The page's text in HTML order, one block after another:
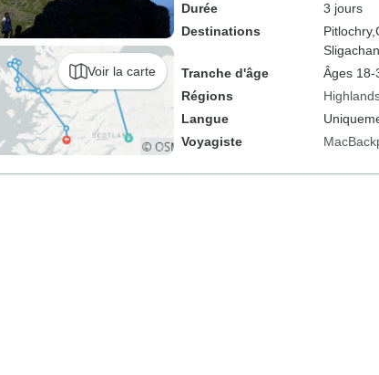
Voir la carte
Durée
3 jours
Destinations
Pitlochry,
Sligachan,
Tranche d'âge
Âges 18-
Régions
Langue
Voyagiste